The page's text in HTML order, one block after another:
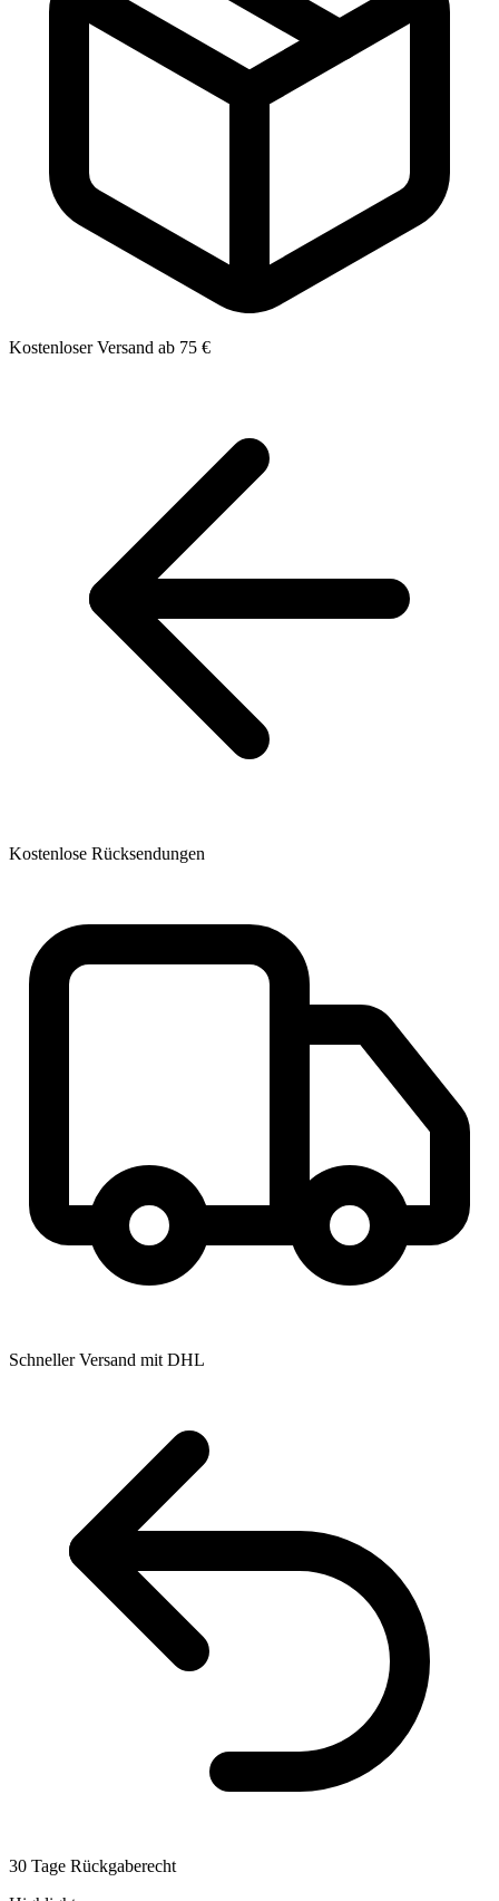
Kostenloser Versand ab 75 €
Kostenlose Rücksendungen
Schneller Versand mit DHL
30 Tage Rückgaberecht